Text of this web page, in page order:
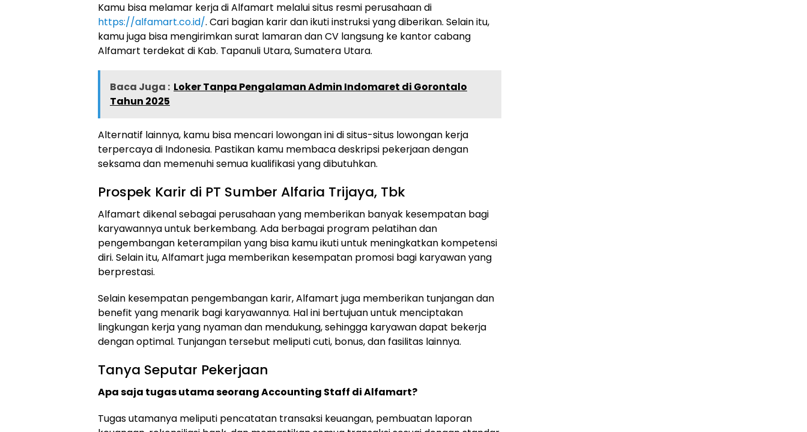
Kamu bisa melamar kerja di Alfamart melalui situs resmi perusahaan di
https://alfamart.co.id/. Cari bagian karir dan ikuti instruksi yang diberikan. Selain itu,
kamu juga bisa mengirimkan surat lamaran dan CV langsung ke kantor cabang
Alfamart terdekat di Kab. Tapanuli Utara, Sumatera Utara.
Baca Juga : Loker Tanpa Pengalaman Admin Indomaret di Gorontalo
Tahun 2025
Alternatif lainnya, kamu bisa mencari lowongan ini di situs-situs lowongan kerja
terpercaya di Indonesia. Pastikan kamu membaca deskripsi pekerjaan dengan
seksama dan memenuhi semua kualifikasi yang dibutuhkan.
Prospek Karir di PT Sumber Alfaria Trijaya, Tbk
Alfamart dikenal sebagai perusahaan yang memberikan banyak kesempatan bagi
karyawannya untuk berkembang. Ada berbagai program pelatihan dan
pengembangan keterampilan yang bisa kamu ikuti untuk meningkatkan kompetensi
diri. Selain itu, Alfamart juga memberikan kesempatan promosi bagi karyawan yang
berprestasi.
Selain kesempatan pengembangan karir, Alfamart juga memberikan tunjangan dan
benefit yang menarik bagi karyawannya. Hal ini bertujuan untuk menciptakan
lingkungan kerja yang nyaman dan mendukung, sehingga karyawan dapat bekerja
dengan optimal. Tunjangan tersebut meliputi cuti, bonus, dan fasilitas lainnya.
Tanya Seputar Pekerjaan
Apa saja tugas utama seorang Accounting Staff di Alfamart?
Tugas utamanya meliputi pencatatan transaksi keuangan, pembuatan laporan